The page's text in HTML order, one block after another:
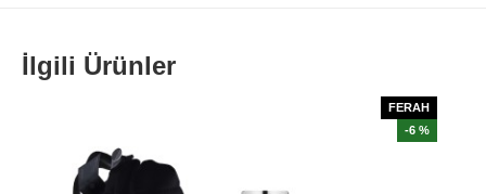
İlgili Ürünler
FERAH
-6 %